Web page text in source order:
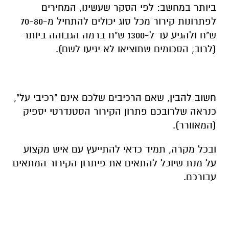
ביותר במחשב: לפי הסקר שעשינו, המחירים
לפתרונות קירור מכל סוג יכולים להתחיל מ-70-80
ש"ח ולהגיע עד ל-1300 ש"ח ברמה הגבוהה ביותר
(לרוב, הסכומים שתוציאו לא יגיעו לשם).
חשוב להבין, שאם הרכיבים שלכם אינם "רכיבי על",
כנראה שלרובכם פתרון הקירור הסטנדרטי יספיק
(המאוורר).
ובכל מקרה, תמיד כדאי להתייעץ עם איש מקצוע
על מנת שיוכל להתאים את פיתרון הקירור המתאים
עבורכם.